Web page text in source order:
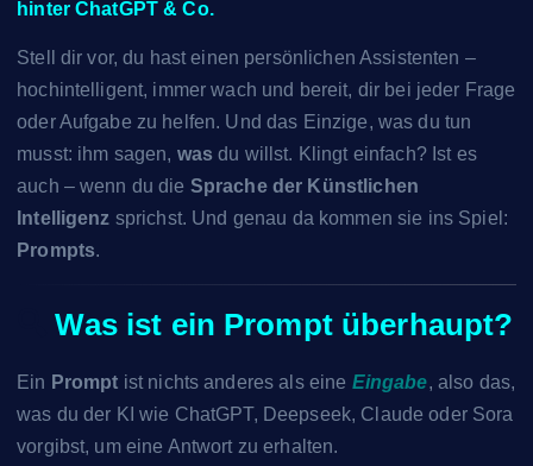
hinter ChatGPT & Co.
Stell dir vor, du hast einen persönlichen Assistenten –
hochintelligent, immer wach und bereit, dir bei jeder Frage
oder Aufgabe zu helfen. Und das Einzige, was du tun
musst: ihm sagen, was du willst. Klingt einfach? Ist es
auch – wenn du die Sprache der Künstlichen
Intelligenz sprichst. Und genau da kommen sie ins Spiel:
Prompts.
🔍Was ist ein Prompt überhaupt?
Ein Prompt ist nichts anderes als eine Eingabe, also das,
was du der KI wie ChatGPT, Deepseek, Claude oder Sora
vorgibst, um eine Antwort zu erhalten.